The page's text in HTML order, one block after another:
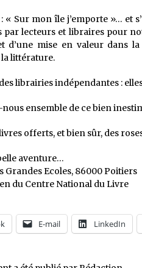
« Sur mon île j’emporte »… et
par lecteurs et libraires pour
d’une mise en valeur dans
la littérature.
librairies indépendantes :
ensemble de ce bien
offerts, et bien sûr, des
aventure…
Grandes Ecoles, 86000 Poitiers
du Centre National du Livre
E-mail LinkedIn